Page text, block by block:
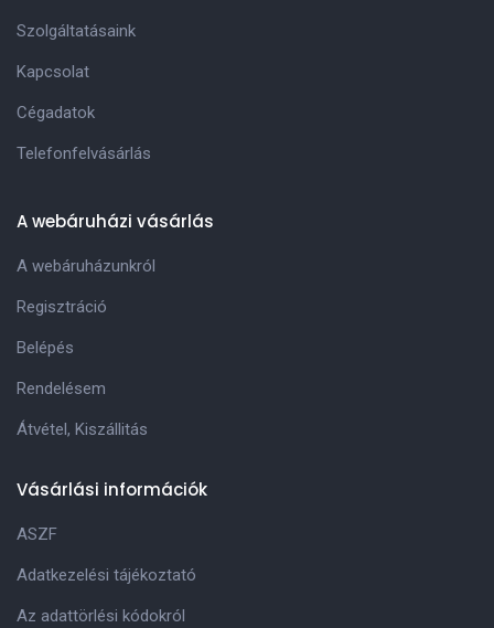
Szolgáltatásaink
Kapcsolat
Cégadatok
Telefonfelvásárlás
A webáruházi vásárlás
A webáruházunkról
Regisztráció
Belépés
Rendelésem
Átvétel, Kiszállitás
Vásárlási információk
ASZF
Adatkezelési tájékoztató
Az adattörlési kódokról